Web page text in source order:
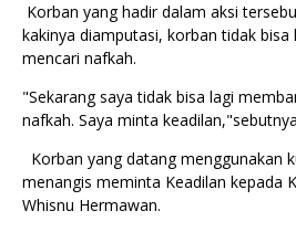
Korban yang hadir dalam aksi
kakinya diamputasi, korban tidak
mencari nafkah.
"Sekarang saya tidak bisa lagi
nafkah. Saya minta
Korban yang datang menggunakan
menangis meminta Keadilan kepada
Whisnu Hermawan.